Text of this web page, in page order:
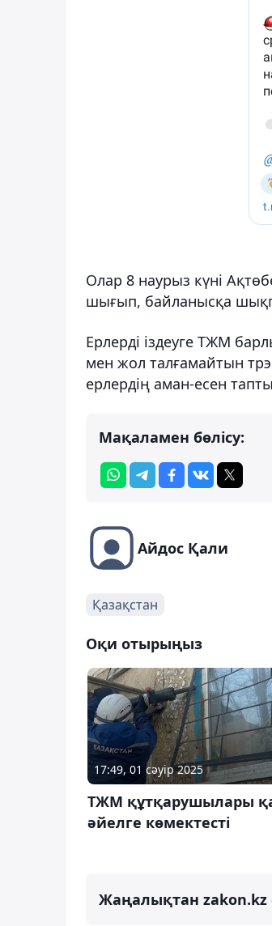
Олар 8 наурыз күні
шығып, байланысқа
Ерлерді іздеуге ТЖМ
мен жол талғамайтын
ерлердің аман-есен
Мақаламен бөлісу:
Айдос Қали
Қазақстан
Оқи отырыңыз
17:49, 01 сәуір 2025
ТЖМ құтқарушылары
әйелге көмектесті
Жаңалықтан zakon.kz